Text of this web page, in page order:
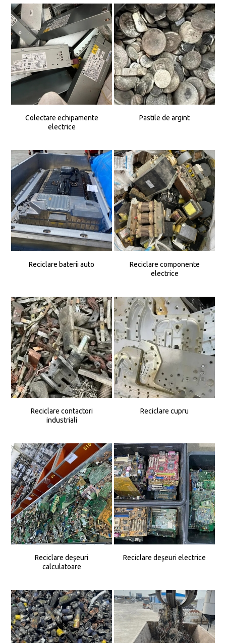
Colectare echipamente
electrice
Pastile de argint
Reciclare baterii auto
Reciclare componente
electrice
Reciclare contactori
industriali
Reciclare cupru
Reciclare deşeuri
calculatoare
Reciclare deşeuri electrice